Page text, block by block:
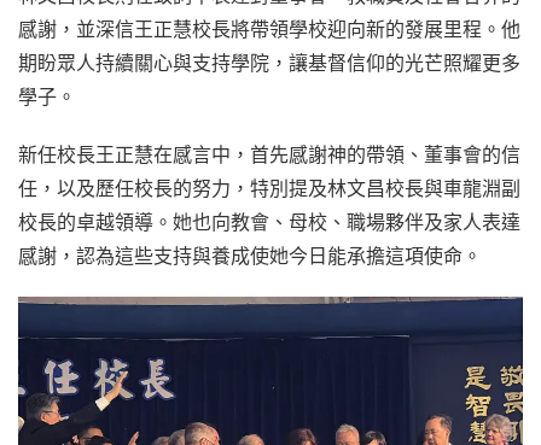
感謝，並深信王正慧校長將帶領學校迎向新的發展里程。他
期盼眾人持續關心與支持學院，讓基督信仰的光芒照耀更多
學子。
新任校長王正慧在感言中，首先感謝神的帶領、董事會的信
任，以及歷任校長的努力，特別提及林文昌校長與車龍淵副
校長的卓越領導。她也向教會、母校、職場夥伴及家人表達
感謝，認為這些支持與養成使她今日能承擔這項使命。